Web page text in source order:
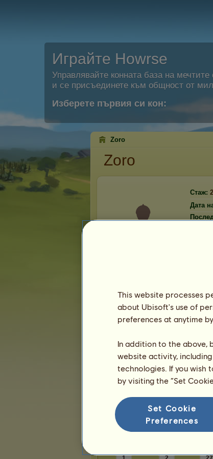
Играйте Howrse
Управлявайте конната база на мечтите
и се присъединете към общност от
Изберете първия си кон:
Zoro
Zoro
Стаж:
Дата
има 10приятели:
SERVAL
stellae
Aeron
VENERA
Трофеи
This website processes
about Ubisoft's use of
preferences at anytime
In addition to the above,
website activity,
technologies. If you wish
by visiting the “Set
Set Cookie
Preferences